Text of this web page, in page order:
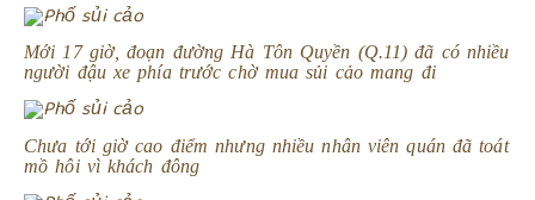
Mới 17 giờ, đoạn đường Hà Tôn Quyền (Q.11) đã có nhiều
người đậu xe phía trước chờ mua sủi cảo mang đi
Chưa tới giờ cao điểm nhưng nhiều nhân viên quán đã toát
mồ hôi vì khách đông